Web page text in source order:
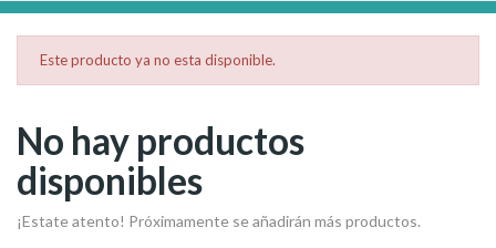
Este producto ya no esta disponible.
No hay productos
disponibles
¡Estate atento! Próximamente se añadirán más productos.